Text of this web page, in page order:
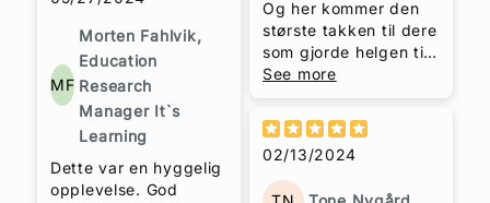
massa skratt och ny
kunnskap! Du har en
härlig personlighet
som skapar
engagemang.
MF
Morten Fahlvik,
Education
Research
Manager It`s
Learning
Dette var en hyggelig
opplevelse. God
Og her kommer den
største takken til dere
som gjorde helgen til
en suksess: Tusen
takk Mona Sletengen
Halvorsen som årets
kuleste konfransier,
Kjersti Løken Stavrum
som ikke leser
See more
02/13/2024